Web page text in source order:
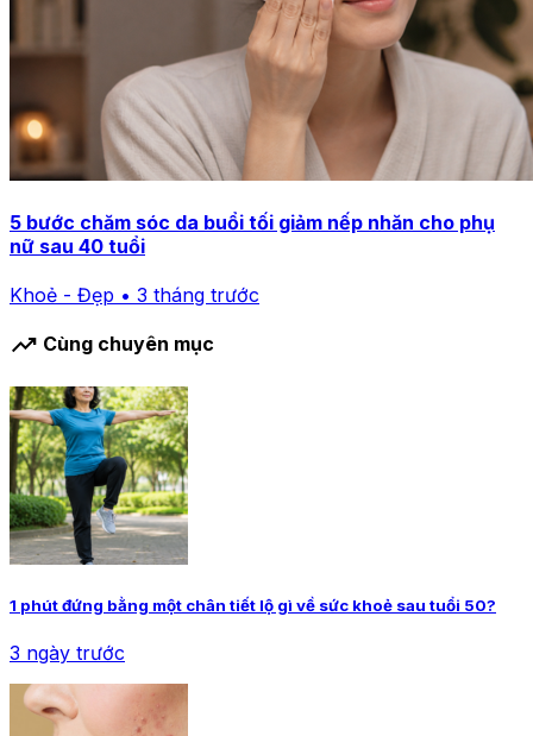
5 bước chăm sóc da buổi tối giảm nếp nhăn cho phụ
nữ sau 40 tuổi
Khoẻ - Đẹp • 3 tháng trước
trending_up Cùng chuyên mục
1 phút đứng bằng một chân tiết lộ gì về sức khoẻ sau tuổi 50?
3 ngày trước